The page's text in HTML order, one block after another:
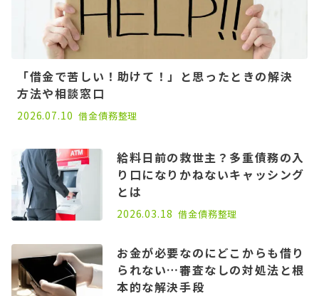
「借金で苦しい！助けて！」と思ったときの解決
方法や相談窓口
2022.09.21
2026.07.10 借金債務整理
給料日前の救世主？多重債務の入
り口になりかねないキャッシング
とは
2026.03.18 借金債務整理
お金が必要なのにどこからも借り
られない…審査なしの対処法と根
本的な解決手段